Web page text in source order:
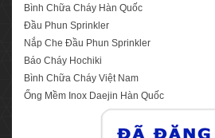
Bình Chữa Cháy Hàn Quốc
Đầu Phun Sprinkler
Nắp Che Đầu Phun Sprinkler
Báo Cháy Hochiki
Bình Chữa Cháy Việt Nam
Ống Mềm Inox Daejin Hàn Quốc